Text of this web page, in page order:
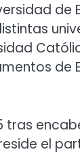
de
de
el